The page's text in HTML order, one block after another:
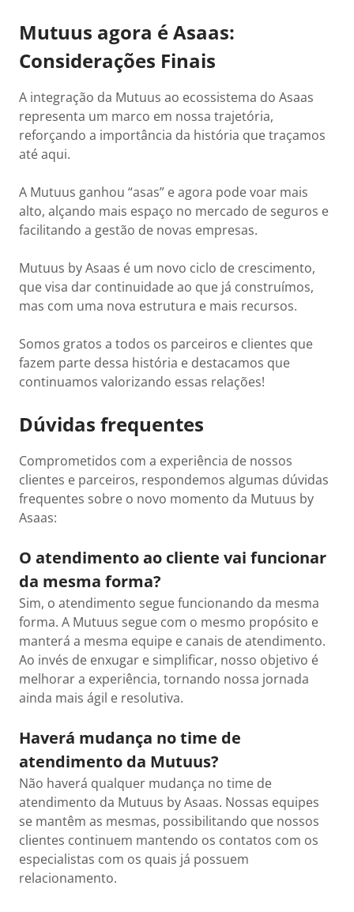
Mutuus agora é Asaas:
Considerações Finais
A integração da Mutuus ao ecossistema do Asaas
representa um marco em nossa trajetória,
reforçando a importância da história que traçamos
até aqui.
A Mutuus ganhou “asas” e agora pode voar mais
alto, alçando mais espaço no mercado de seguros e
facilitando a gestão de novas empresas.
Mutuus by Asaas é um novo ciclo de crescimento,
que visa dar continuidade ao que já construímos,
mas com uma nova estrutura e mais recursos.
Somos gratos a todos os parceiros e clientes que
fazem parte dessa história e destacamos que
continuamos valorizando essas relações!
Dúvidas frequentes
Comprometidos com a experiência de nossos
clientes e parceiros, respondemos algumas dúvidas
frequentes sobre o novo momento da Mutuus by
Asaas:
O atendimento ao cliente vai funcionar
da mesma forma?
Sim, o atendimento segue funcionando da mesma
forma. A Mutuus segue com o mesmo propósito e
manterá a mesma equipe e canais de atendimento.
Ao invés de enxugar e simplificar, nosso objetivo é
melhorar a experiência, tornando nossa jornada
ainda mais ágil e resolutiva.
Haverá mudança no time de
atendimento da Mutuus?
Não haverá qualquer mudança no time de
atendimento da Mutuus by Asaas. Nossas equipes
se mantêm as mesmas, possibilitando que nossos
clientes continuem mantendo os contatos com os
especialistas com os quais já possuem
relacionamento.